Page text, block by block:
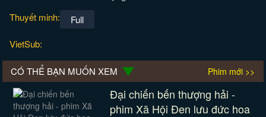
Thuyết minh:
Full
VietSub:
CÓ THỂ BẠN MUỐN XEM Phim mới >>
Đại chiến bến thượng hải -
phim Xã Hội Đen lưu đức hoa